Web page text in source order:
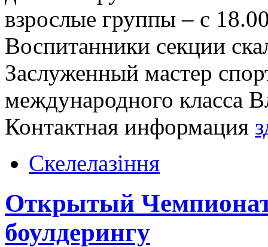
взрослые группы – с
Воспитанники секции
Заслуженный мастер
международного класса
Контактная информация
Скелелазіння
Открытый
боулдерингу